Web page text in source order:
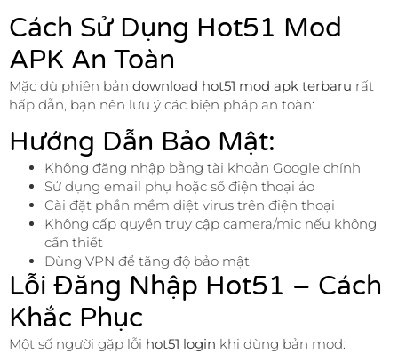
Cách Sử Dụng Hot51 Mod
APK An Toàn
Mặc dù phiên bản download hot51 mod apk terbaru rất
hấp dẫn, bạn nên lưu ý các biện pháp an toàn:
Hướng Dẫn Bảo Mật:
Không đăng nhập bằng tài khoản Google chính
Sử dụng email phụ hoặc số điện thoại ảo
Cài đặt phần mềm diệt virus trên điện thoại
Không cấp quyền truy cập camera/mic nếu không
cần thiết
Dùng VPN để tăng độ bảo mật
Lỗi Đăng Nhập Hot51 – Cách
Khắc Phục
Một số người gặp lỗi hot51 login khi dùng bản mod: